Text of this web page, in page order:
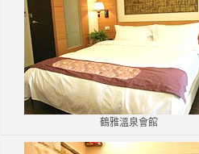
鶴雅溫泉會館